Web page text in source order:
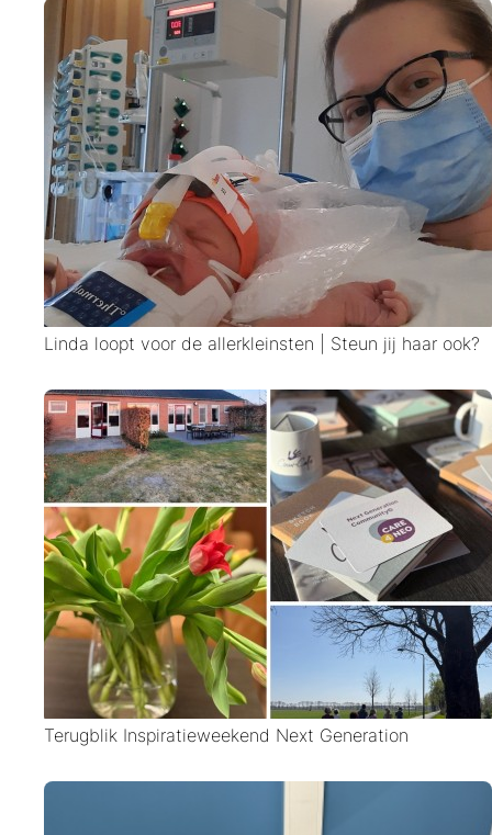
Linda loopt voor de allerkleinsten | Steun jij haar ook?
Terugblik Inspiratieweekend Next Generation